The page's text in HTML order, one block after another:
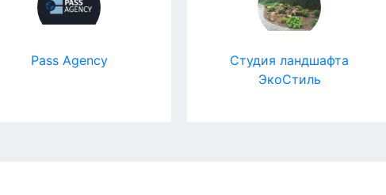
Pass Agency
Студия ландшафта
ЭкоСтиль